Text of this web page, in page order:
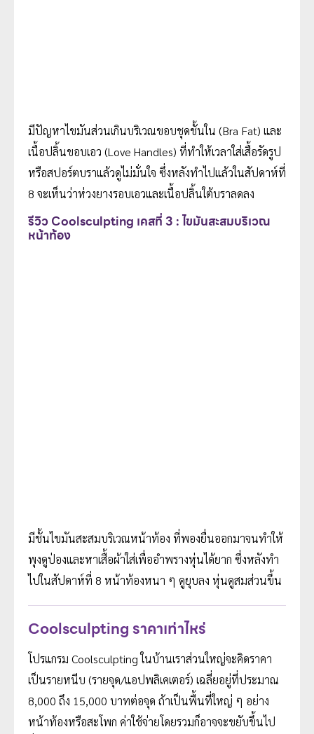
มีปัญหาไขมันส่วนเกินบริเวณขอบชุดชั้นใน (Bra Fat) และ
เนื้อปลิ้นขอบเอว (Love Handles) ที่ทำให้เวลาใส่เสื้อรัดรูป
หรือสปอร์ตบราแล้วดูไม่มั่นใจ ซึ่งหลังทำไปแล้วในสัปดาห์ที่
8 จะเห็นว่าห่วงยางรอบเอวและเนื้อปลิ้นใต้บราลดลง
รีวิว Coolsculpting เคสที่ 3 : ไขมันสะสมบริเวณ
หน้าท้อง
มีชั้นไขมันสะสมบริเวณหน้าท้อง ที่พองยื่นออกมาจนทำให้
พุงดูป่องและหาเสื้อผ้าใส่เพื่ออำพรางหุ่นได้ยาก ซึ่งหลังทำ
ไปในสัปดาห์ที่ 8 หน้าท้องหนา ๆ ดูยุบลง หุ่นดูสมส่วนขึ้น
Coolsculpting ราคาเท่าไหร่
โปรแกรม Coolsculpting ในบ้านเราส่วนใหญ่จะคิดราคา
เป็นรายหนีบ (รายจุด/แอปพลิเคเตอร์) เฉลี่ยอยู่ที่ประมาณ
8,000 ถึง 15,000 บาทต่อจุด ถ้าเป็นพื้นที่ใหญ่ ๆ อย่าง
หน้าท้องหรือสะโพก ค่าใช้จ่ายโดยรวมก็อาจจะขยับขึ้นไป